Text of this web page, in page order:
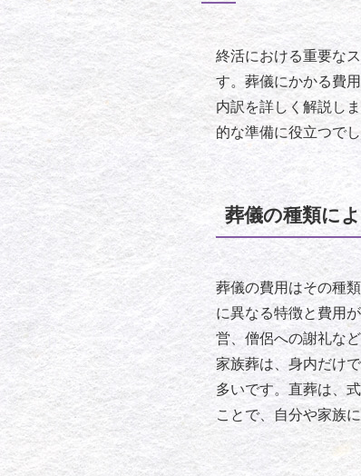
終活における重要な
す。葬儀にかかる費
内訳を詳しく解説し
的な準備に役立つでし
葬儀の種類に
葬儀の費用はその種
に異なる特徴と費用
営、僧侶への謝礼な
家族葬は、身内だけ
多いです。直葬は、
ことで、自分や家族